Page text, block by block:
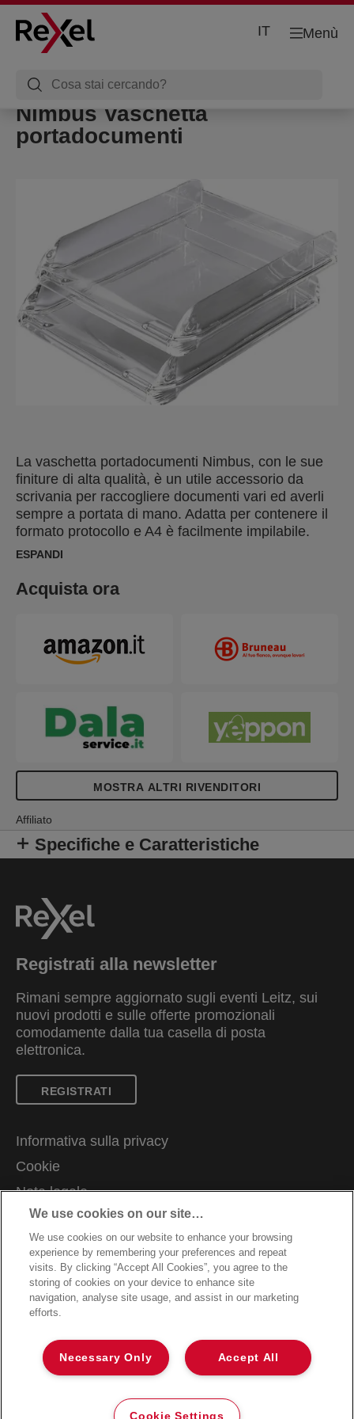
Menù
IT
Nimbus Vaschetta
portadocumenti
La vaschetta portadocumenti Nimbus, con le sue
finiture di alta qualità, è un utile accessorio da
scrivania per raccogliere documenti vari ed averli
sempre a portata di mano. Adatta per contenere il
formato protocollo e A4 è facilmente impilabile.
Dimensioni: 27 x 32 x 6 cm. Gli eleganti prodotti
danno stile all`ambiente di lavoro e coniugano
l`eleganza del vetro alla resistenza della plastica.
ESPANDI
Acquista ora
MOSTRA ALTRI RIVENDITORI
Affiliato
Specifiche e Caratteristiche
Registrati alla newsletter
Rimani sempre aggiornato sugli eventi Leitz, sui
nuovi prodotti e sulle offerte promozionali
comodamente dalla tua casella di posta
elettronica.
REGISTRATI
Informativa sulla privacy
Cookie
Nota legale
Imprint
Ti serve assistenza?
Gestione dei miei dati
Guida per lo smaltimento e il riciclo degli imballaggi
Condizioni di garanzia
Dichiarazioni di conformità
Mappa del sito
©2026 ACCO Brands
We use cookies on our site…
We use cookies on our website to enhance your browsing
experience by remembering your preferences and repeat
visits. By clicking “Accept All Cookies”, you agree to the
storing of cookies on your device to enhance site
navigation, analyse site usage, and assist in our marketing
efforts.
Accept All
Necessary Only
Cookie Settings